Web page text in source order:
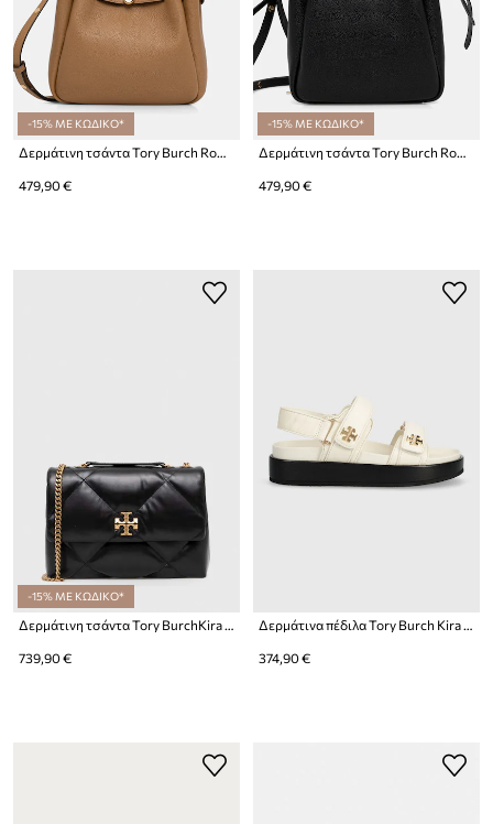
-15% ΜΕ ΚΩΔΙΚΟ*
479,90 €
-15% ΜΕ ΚΩΔΙΚΟ*
479,90 €
-15% ΜΕ ΚΩΔΙΚΟ*
739,90 € 374,90 €